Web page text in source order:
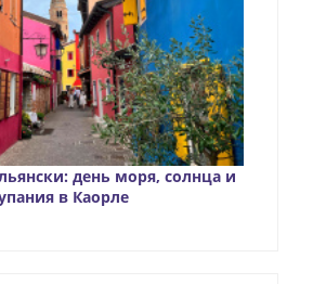
день моря, солнца и
в Каорле